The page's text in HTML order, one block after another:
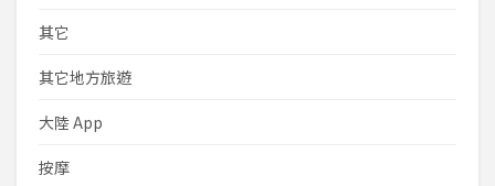
其它
其它地方旅遊
大陸 App
按摩